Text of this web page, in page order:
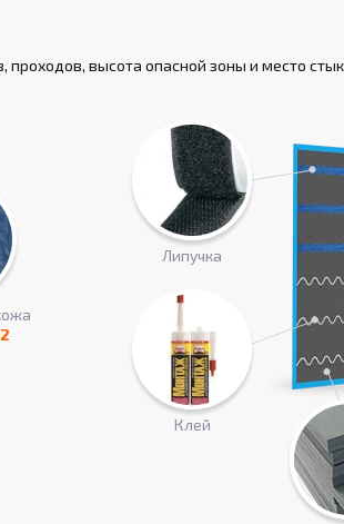
высота опасной зоны и место
Клей
Липучка